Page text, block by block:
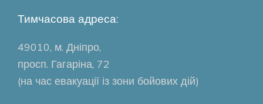
Тимчасова адреса:
49010, м. Дніпро,
просп. Гагаріна, 72
(на час евакуації із зони бойових дій)